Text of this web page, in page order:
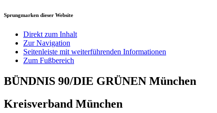
Sprungmarken dieser Website
Direkt zum Inhalt
Zur Navigation
Seitenleiste mit weiterführenden Informationen
Zum Fußbereich
BÜNDNIS 90/DIE GRÜNEN München
Kreisverband München